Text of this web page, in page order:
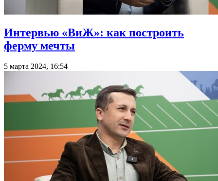
Интервью «ВиЖ»: как построить
ферму мечты
5 марта 2024, 16:54